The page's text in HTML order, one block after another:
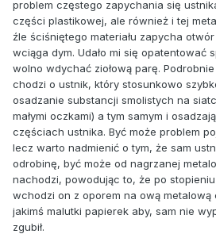
problem częstego zapychania się
części plastikowej, ale również i tej
źle ściśniętego materiału zapycha
wciąga dym. Udało mi się opatentować
wolno wdychać ziołową parę.
chodzi o ustnik, który stosunkowo
osadzanie substancji smolistych na
małymi oczkami) a tym samym i
częściach ustnika. Być może problem
lecz warto nadmienić o tym, że sam
odrobinę, być może od nagrzanej
nachodzi, powodując to, że po
wchodzi on z oporem na ową
jakimś malutki papierek aby, sam nie
zgubił.